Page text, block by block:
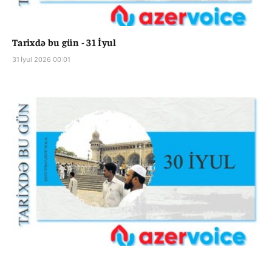
Tarixdə bu gün - 31 İyul
31 İyul 2026 00:01